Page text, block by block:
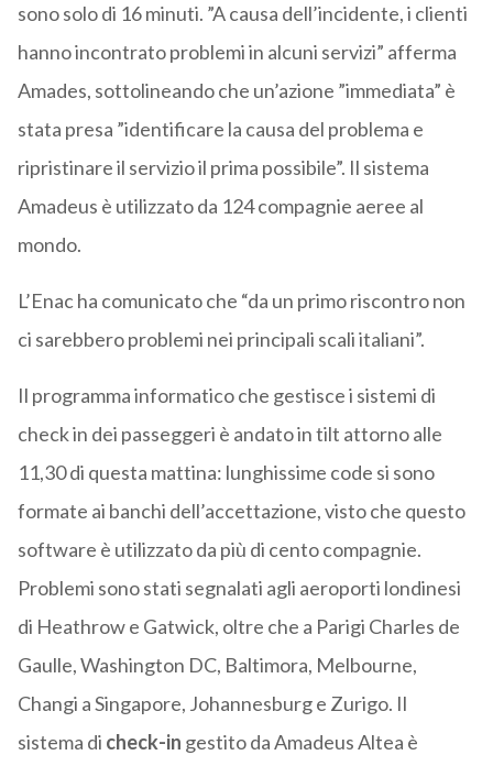
sono solo di 16 minuti. ”A causa dell’incidente, i clienti
hanno incontrato problemi in alcuni servizi” afferma
Amades, sottolineando che un’azione ”immediata” è
stata presa ”identificare la causa del problema e
ripristinare il servizio il prima possibile”. Il sistema
Amadeus è utilizzato da 124 compagnie aeree al
mondo.
L’Enac ha comunicato che “da un primo riscontro non
ci sarebbero problemi nei principali scali italiani”.
Il programma informatico che gestisce i sistemi di
check in dei passeggeri è andato in tilt attorno alle
11,30 di questa mattina: lunghissime code si sono
formate ai banchi dell’accettazione, visto che questo
software è utilizzato da più di cento compagnie.
Problemi sono stati segnalati agli aeroporti londinesi
di Heathrow e Gatwick, oltre che a Parigi Charles de
Gaulle, Washington DC, Baltimora, Melbourne,
Changi a Singapore, Johannesburg e Zurigo. Il
sistema di check-in gestito da Amadeus Altea è